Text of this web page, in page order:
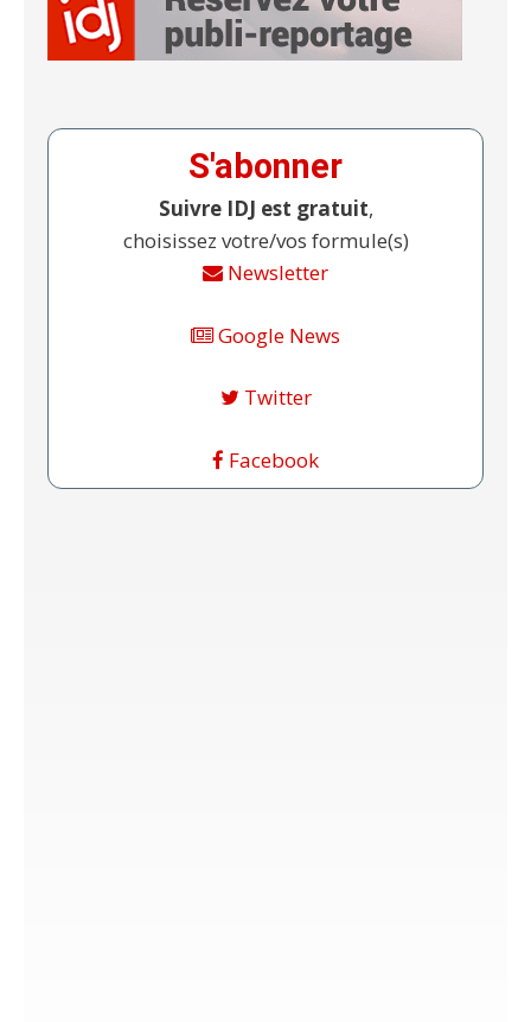
S'abonner
Suivre IDJ est gratuit,
choisissez votre/vos formule(s)
Newsletter
Google News
Twitter
Facebook